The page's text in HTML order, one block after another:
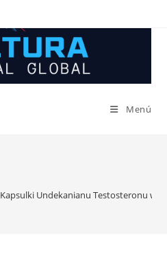
Menú
Kapsulki Undekanianu Testosteronu w